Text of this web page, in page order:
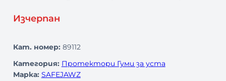
Изчерпан
Кат. номер: 89112
Категория: Протектори Гуми за уста
Марка: SAFEJAWZ